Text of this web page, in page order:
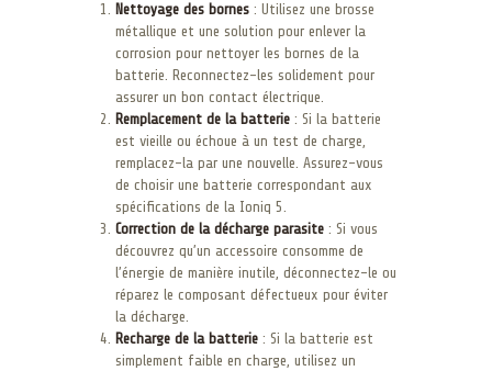
Nettoyage des bornes : Utilisez une brosse
métallique et une solution pour enlever la
corrosion pour nettoyer les bornes de la
batterie. Reconnectez-les solidement pour
assurer un bon contact électrique.
Remplacement de la batterie : Si la batterie
est vieille ou échoue à un test de charge,
remplacez-la par une nouvelle. Assurez-vous
de choisir une batterie correspondant aux
spécifications de la Ioniq 5.
Correction de la décharge parasite : Si vous
découvrez qu’un accessoire consomme de
l’énergie de manière inutile, déconnectez-le ou
réparez le composant défectueux pour éviter
la décharge.
Recharge de la batterie : Si la batterie est
simplement faible en charge, utilisez un